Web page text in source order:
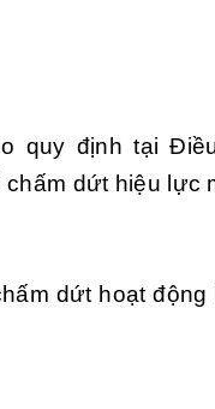
quy định tại
dứt hiệu lực
dứt hoạt động